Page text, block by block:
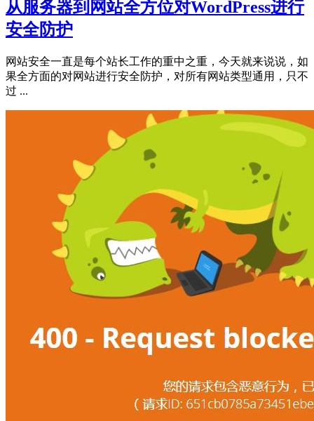
从服务器到网站全方位对WordPress进行
安全防护
网站安全一直是每个站长工作的重中之重，今天就来说说，如
果全方面的对网站进行安全防护，对所有网站类型通用，只不
过 ...